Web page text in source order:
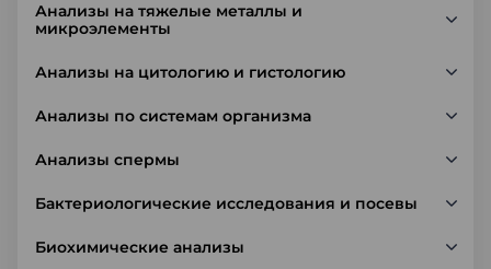
Анализы на тяжелые металлы и
микроэлементы
Анализы на цитологию и гистологию
Анализы по системам организма
Анализы спермы
Бактериологические исследования и посевы
Биохимические анализы